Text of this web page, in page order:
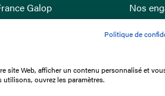
Galop
les courses
Nos
Lutte
Bien
Index
Jeu
Politique de
site Web, afficher un contenu personnalisé et
ouvrez les paramètres.